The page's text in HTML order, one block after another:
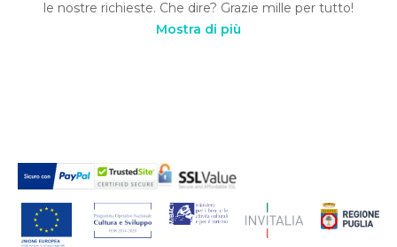
le nostre richieste. Che dire? Grazie mille per tutto!
Mostra di più